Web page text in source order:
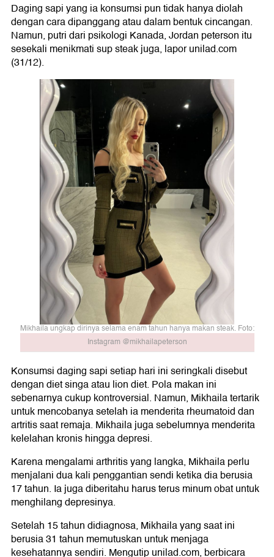
Daging sapi yang ia konsumsi pun tidak hanya diolah
dengan cara dipanggang atau dalam bentuk cincangan.
Namun, putri dari psikologi Kanada, Jordan peterson itu
sesekali menikmati sup steak juga, lapor unilad.com
(31/12).
Mikhaila ungkap dirinya selama enam tahun hanya makan steak. Foto:
Instagram @mikhailapeterson
Konsumsi daging sapi setiap hari ini seringkali disebut
dengan diet singa atau lion diet. Pola makan ini
sebenarnya cukup kontroversial. Namun, Mikhaila tertarik
untuk mencobanya setelah ia menderita rheumatoid dan
artritis saat remaja. Mikhaila juga sebelumnya menderita
kelelahan kronis hingga depresi.
Karena mengalami arthritis yang langka, Mikhaila perlu
menjalani dua kali penggantian sendi ketika dia berusia
17 tahun. Ia juga diberitahu harus terus minum obat untuk
menghilang depresinya.
Setelah 15 tahun didiagnosa, Mikhaila yang saat ini
berusia 31 tahun memutuskan untuk menjaga
kesehatannya sendiri. Mengutip unilad.com, berbicara